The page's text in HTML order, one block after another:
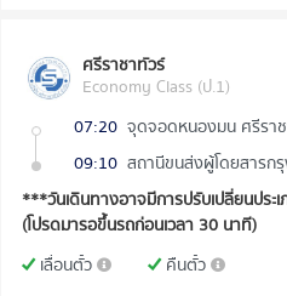
ศรีราชาทัวร์
Economy Class (ป.1)
07:20 จุดจอดหนองมน ศรีรา
09:10 สถานีขนส่งผู้โดยสารก
***วันเดินทางอาจมีการปรับเปลี่ยนประ
(โปรดมารอขึ้นรถก่อนเวลา 30 นาที)
เลื่อนตั๋ว
คืนตั๋ว